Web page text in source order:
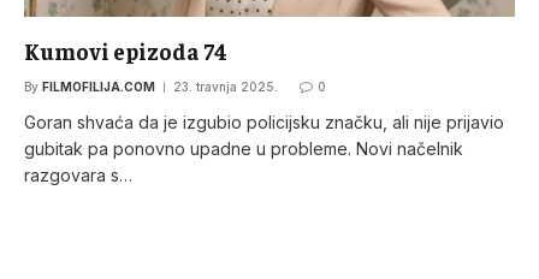
Kumovi epizoda 74
By FILMOFILIJA.COM 23. travnja 2025. 0
Goran shvaća da je izgubio policijsku značku, ali nije prijavio
gubitak pa ponovno upadne u probleme. Novi načelnik
razgovara s…